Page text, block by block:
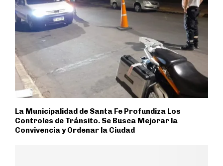
La Municipalidad de Santa Fe Profundiza Los
Controles de Tránsito. Se Busca Mejorar la
Convivencia y Ordenar la Ciudad